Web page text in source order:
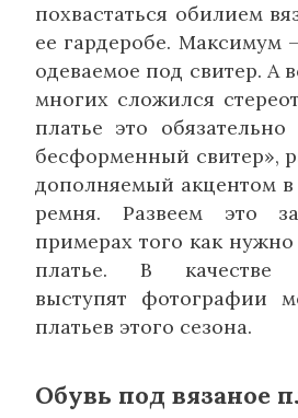
похвастаться обилием
ее гардеробе. Максимум
одеваемое под свитер. А
многих сложился
платье это
бесформенный свитер»,
дополняемый акцентом в
ремня. Развеем это
примерах того как нужно
платье. В качестве
выступят фотографии
платьев этого сезона.
Обувь под вязаное